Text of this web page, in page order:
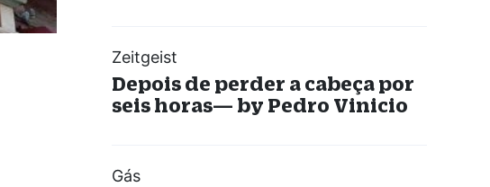
Zeitgeist
Depois de perder a cabeça por
seis horas— by Pedro Vinicio
Gás